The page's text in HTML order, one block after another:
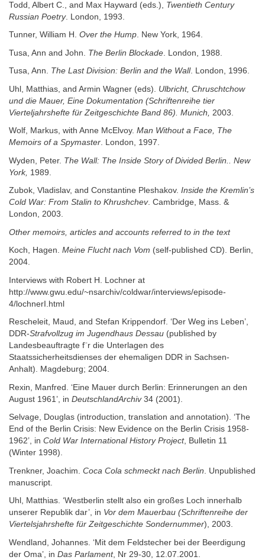
Todd, Albert C., and Max Hayward (eds.), Twentieth Century
Russian Poetry. London, 1993.
Tunner, William H. Over the Hump. New York, 1964.
Tusa, Ann and John. The Berlin Blockade . London, 1988.
Tusa, Ann. The Last Division: Berlin and the Wall. London, 1996.
Uhl, Matthias, and Armin Wagner (eds). Ulbricht, Chruschtchow
und die Mauer, Eine Dokumentation (Schriftenreihe tier
Vierteljahrshefte für Zeitgeschichte Band 86). Munich,
2003.
Wolf, Markus, with Anne McElvoy. Man Without a Face, The
Memoirs of a Spymaster. London, 1997.
Wyden, Peter. The Wall: The Inside Story of Divided Berlin.. New
York, 1989.
Zubok, Vladislav, and Constantine Pleshakov. Inside the Kremlin’s
Cold War: From Stalin to Khrushchev. Cambridge, Mass. &
London, 2003.
Other memoirs, articles and accounts referred to in the text
Koch, Hagen. Meine Flucht nach Vom (self-published CD). Berlin,
2004.
Interviews with Robert H. Lochner at
http://www.gwu.edu/~nsarchiv/coldwar/interviews/episode-
4/lochnerI.html
Rescheleit, Maud, and Stefan Krippendorf. ‘Der Weg ins Leben’,
DDR-Strafvollzug im Jugendhaus Dessau (published by
Landesbeauftragte f¨r die Unterlagen des
Staatssicherheitsdienses der ehemaligen DDR in Sachsen-
Anhalt). Magdeburg; 2004.
Rexin, Manfred. ‘Eine Mauer durch Berlin: Erinnerungen an den
August 1961’, in DeutschlandArchiv34 (2001).
Selvage, Douglas (introduction, translation and annotation). ‘The
End of the Berlin Crisis: New Evidence on the Berlin Crisis 1958-
1962’, in Cold War International History Project, Bulletin 11
(Winter 1998).
Trenkner, Joachim. Coca Cola schmeckt nach Berlin . Unpublished
manuscript.
Uhl, Matthias. ‘Westberlin stellt also ein großes Loch innerhalb
unserer Republik dar’, in Vor dem Mauerbau (Schriftenreihe der
Viertelsjahrshefte für Zeitgeschichte Sondernummer), 2003.
Wendland, Johannes. ‘Mit dem Feldstecher bei der Beerdigung
der Oma’, in Das Parlament, Nr 29-30, 12.07.2001.